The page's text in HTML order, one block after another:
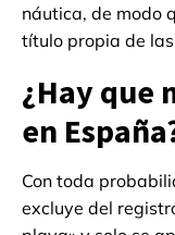
náutica, de modo
título propia de
¿Hay que
en
Con toda
excluye del